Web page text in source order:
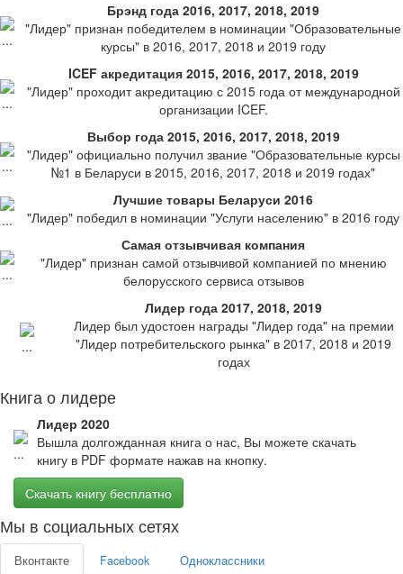
Брэнд года 2016, 2017, 2018, 2019
"Лидер" признан победителем в номинации "Образовательные
курсы" в 2016, 2017, 2018 и 2019 году
ICEF акредитация 2015, 2016, 2017, 2018, 2019
"Лидер" проходит акредитацию с 2015 года от международной
организации ICEF.
Выбор года 2015, 2016, 2017, 2018, 2019
"Лидер" официально получил звание "Образовательные курсы
№1 в Беларуси в 2015, 2016, 2017, 2018 и 2019 годах"
Лучшие товары Беларуси 2016
"Лидер" победил в номинации "Услуги населению" в 2016 году
Самая отзывчивая компания
"Лидер" признан самой отзывчивой компанией по мнению
белорусского сервиса отзывов
Лидер года 2017, 2018, 2019
Лидер был удостоен награды "Лидер года" на премии
"Лидер потребительского рынка" в 2017, 2018 и 2019
годах
Книга о лидере
Лидер 2020
Вышла долгожданная книга о нас, Вы можете скачать
книгу в PDF формате нажав на кнопку.
Скачать книгу бесплатно
Мы в социальных сетях
Вконтакте Facebook Одноклассники